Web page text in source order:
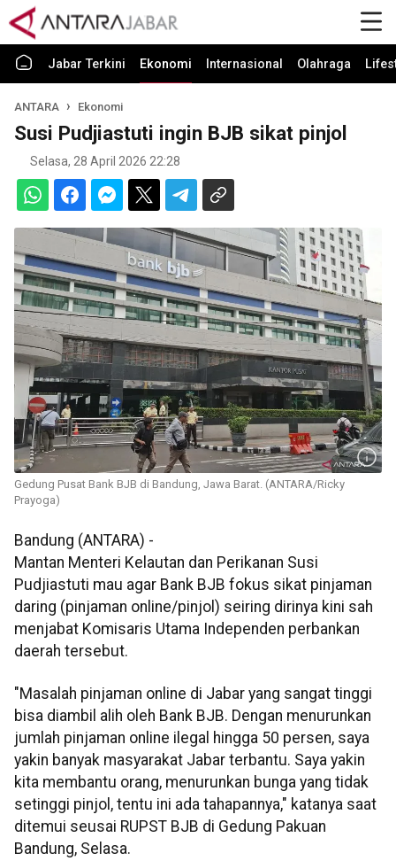
Jabar Terkini Ekonomi Internasional Olahraga
ANTARA Ekonomi
Susi Pudjiastuti ingin BJB sikat pinjol
Selasa, 28 April 2026 22:28
Gedung Pusat Bank BJB di Bandung, Jawa Barat. (ANTARA/Ricky
Prayoga)
Bandung (ANTARA) -
Mantan Menteri Kelautan dan Perikanan Susi
Pudjiastuti mau agar Bank BJB fokus sikat pinjaman
daring (pinjaman online/pinjol) seiring dirinya kini sah
menjabat Komisaris Utama Independen perbankan
daerah tersebut.
"Masalah pinjaman online di Jabar yang sangat tinggi
bisa diambil alih oleh Bank BJB. Dengan menurunkan
jumlah pinjaman online ilegal hingga 50 persen, saya
yakin banyak masyarakat Jabar terbantu. Saya yakin
kita membantu orang, menurunkan bunga yang tidak
setinggi pinjol, tentu ini ada tahapannya," katanya saat
ditemui seusai RUPST BJB di Gedung Pakuan
Bandung, Selasa.